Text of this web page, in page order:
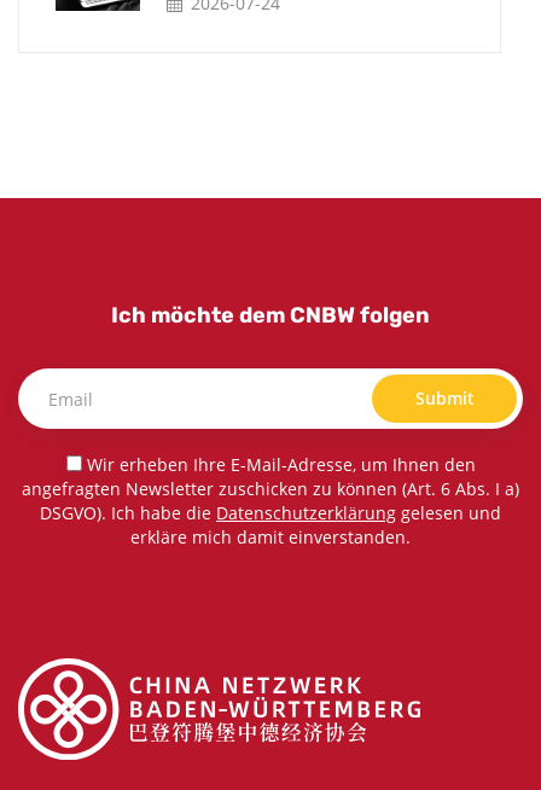
Ich möchte dem CNBW folgen
Submit
Wir erheben Ihre E-Mail-Adresse, um Ihnen den
angefragten Newsletter zuschicken zu können (Art. 6 Abs. I a)
DSGVO). Ich habe die Datenschutzerklärung gelesen und
erkläre mich damit einverstanden.